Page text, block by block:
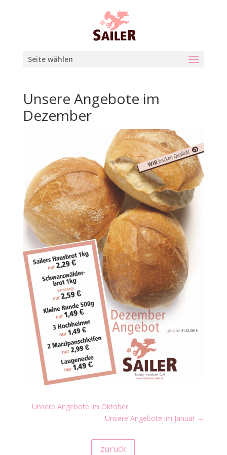
Seite wählen
Unsere Angebote im
Dezember
← Unsere Angebote im Oktober
Unsere Angebote im Januar →
zurück